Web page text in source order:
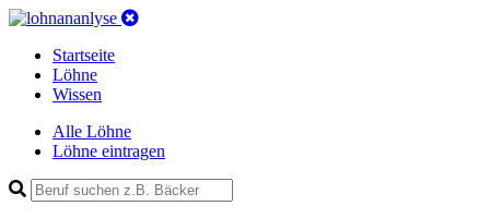
Startseite
Löhne
Wissen
Alle Löhne
Löhne eintragen